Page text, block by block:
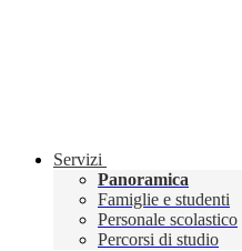
Servizi
Panoramica
Famiglie e studenti
Personale scolastico
Percorsi di studio